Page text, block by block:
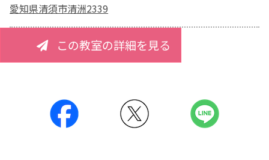
愛知県清須市清洲2339
この教室の詳細を見る